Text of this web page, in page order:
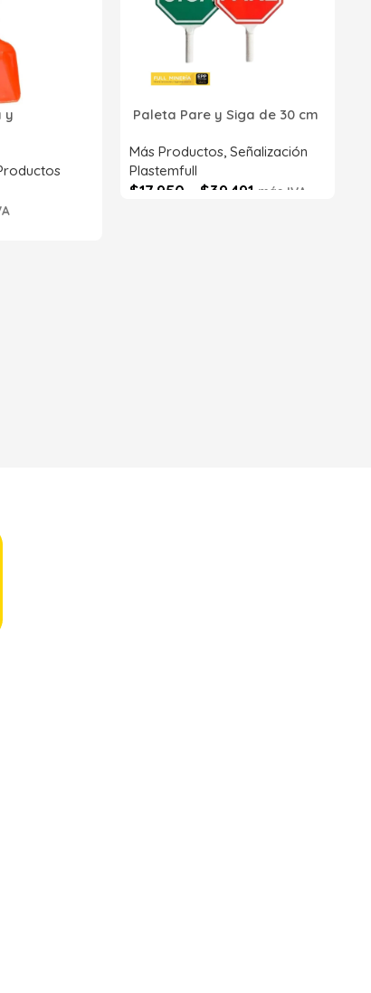
y
Paleta Pare y Siga de 30 cm
Más Productos,Señalización
Plastemfull
$17.950 $39.491 más IVA